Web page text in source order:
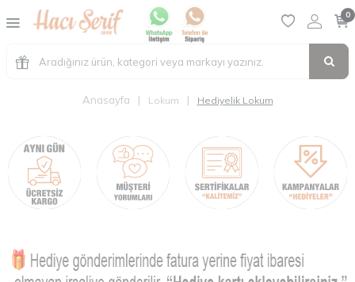
0
Anasayfa | Lokum | Hediyelik Lokum